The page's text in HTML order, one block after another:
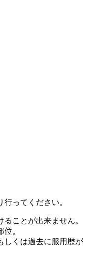
ってください。
ことが出来ません。
。
しくは過去に服用歴が